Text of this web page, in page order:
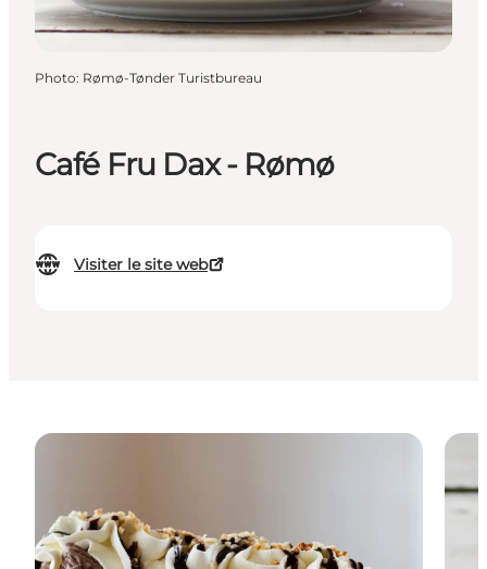
Café Fru Dax - Rømø
Visiter le site web
Photo: Rømø-Tønder Turistbureau